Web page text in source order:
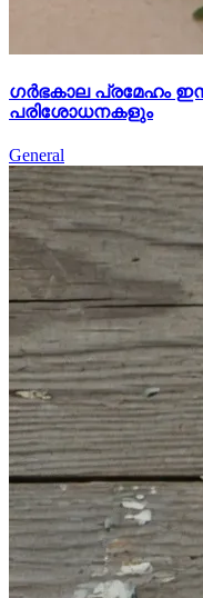
ഗർഭകാല പ്രമേഹം
പരിശോധനകളും
General